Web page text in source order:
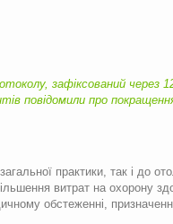
зафіксований через
повідомили про
практики, так і до
витрат на охорону
обстеженні,